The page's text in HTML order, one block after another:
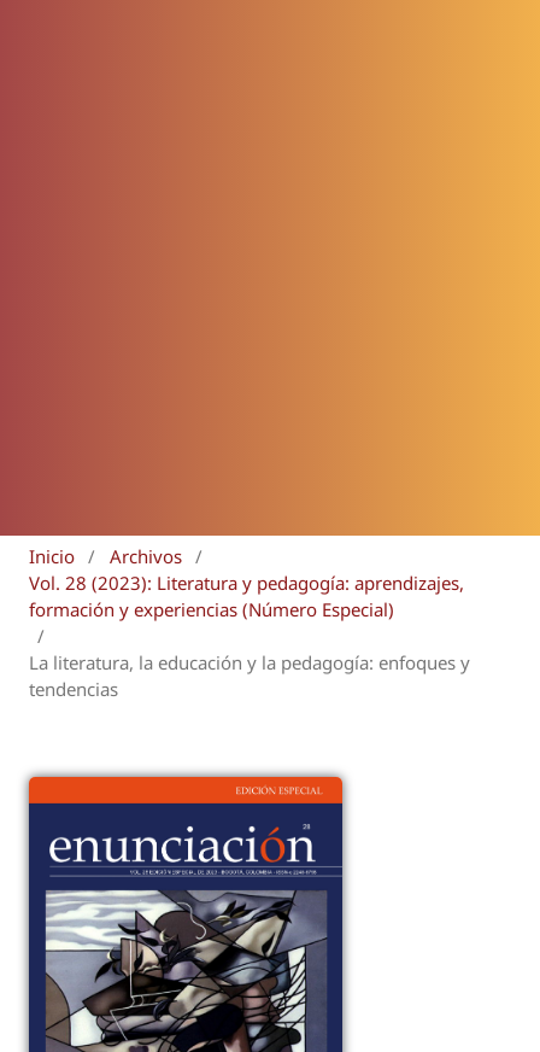
Inicio / Archivos /
Vol. 28 (2023): Literatura y pedagogía: aprendizajes,
formación y experiencias (Número Especial)
/
La literatura, la educación y la pedagogía: enfoques y
tendencias